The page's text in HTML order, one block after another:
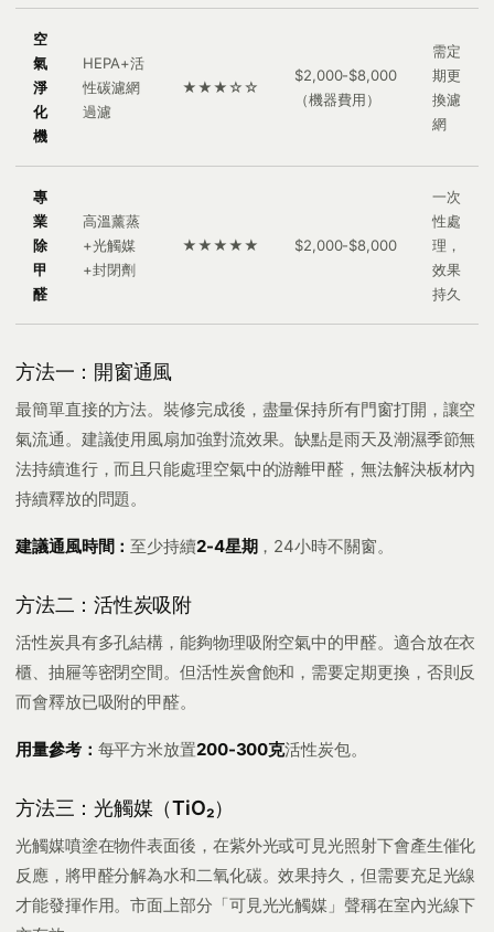
空
氣
淨
化
機
HEPA+活
性碳濾網
過濾
★★★☆☆
$2,000-$8,000
（機器費用）
需定
期更
換濾
網
專
業
除
甲
醛
高溫薰蒸
+光觸媒
+封閉劑
★★★★★ $2,000-$8,000
一次
性處
理，
效果
持久
方法一：開窗通風
最簡單直接的方法。裝修完成後，盡量保持所有門窗打開，讓空
氣流通。建議使用風扇加強對流效果。缺點是雨天及潮濕季節無
法持續進行，而且只能處理空氣中的游離甲醛，無法解決板材內
持續釋放的問題。
建議通風時間：至少持續2-4星期，24小時不關窗。
方法二：活性炭吸附
活性炭具有多孔結構，能夠物理吸附空氣中的甲醛。適合放在衣
櫃、抽屜等密閉空間。但活性炭會飽和，需要定期更換，否則反
而會釋放已吸附的甲醛。
用量參考： 每平方米放置200-300克活性炭包。
方法三：光觸媒（TiO₂）
光觸媒噴塗在物件表面後，在紫外光或可見光照射下會產生催化
反應，將甲醛分解為水和二氧化碳。效果持久，但需要充足光線
才能發揮作用。市面上部分「可見光光觸媒」聲稱在室內光線下